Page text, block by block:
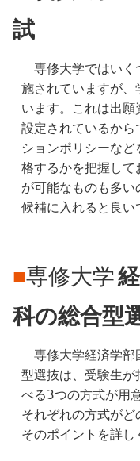
試
専修大学ではいく
施されていますが、
います。これは出
設定されているから
ションポリシーな
格するかを把握し
が可能なものも多
候補に入れると良い
■専修大学
科の総合型
専修大学経済学部
型選抜は、受験生
べる3つの方式が用
それぞれの方式がど
そのポイントを詳し